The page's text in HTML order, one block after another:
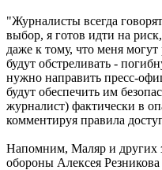
"Журналисты всегда
выбор, я готов идти на
даже к тому, что меня
будут обстреливать -
нужно направить пресс-
будут обеспечить им
журналист) фактически в
комментируя правила
Напомним, Маляр и других
обороны Алексея Резникова